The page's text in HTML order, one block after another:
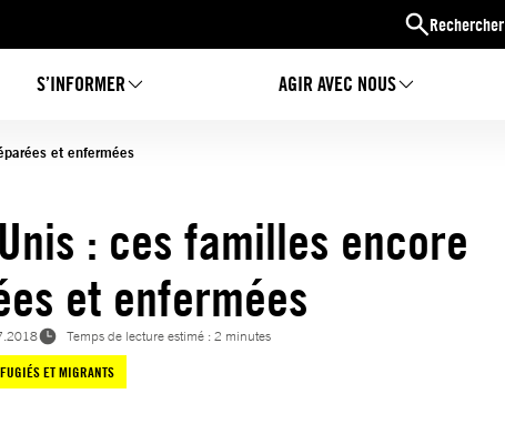
Rechercher
S’INFORMER AGIR AVEC NOUS
et enfermées
: ces familles encore
et enfermées
Temps de lecture estimé : 2 minutes
ET MIGRANTS